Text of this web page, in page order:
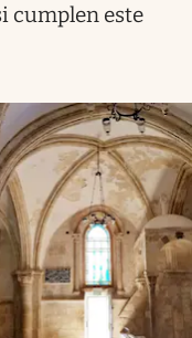
cumplen este